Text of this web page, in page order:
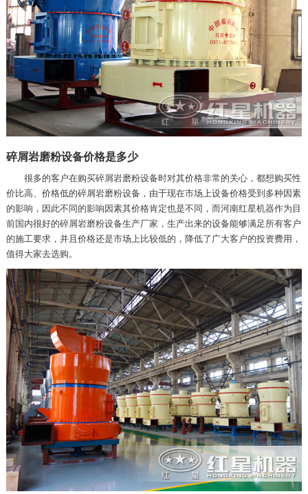
碎屑岩磨粉设备价格是多少
很多的客户在购买碎屑岩磨粉设备时对其价格非常的关心，都想购买性
价比高、价格低的碎屑岩磨粉设备，由于现在市场上设备价格受到多种因素
的影响，因此不同的影响因素其价格肯定也是不同，而河南红星机器作为目
前国内很好的碎屑岩磨粉设备生产厂家，生产出来的设备能够满足所有客户
的施工要求，并且价格还是市场上比较低的，降低了广大客户的投资费用，
值得大家去选购。